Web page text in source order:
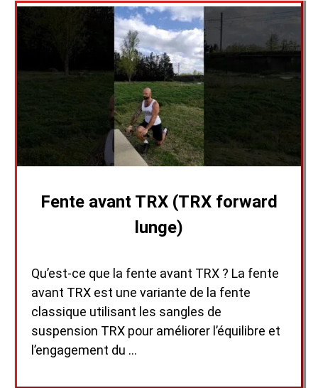
Fente avant TRX (TRX forward
lunge)
Qu’est-ce que la fente avant TRX ? La fente
avant TRX est une variante de la fente
classique utilisant les sangles de
suspension TRX pour améliorer l’équilibre et
l’engagement du …